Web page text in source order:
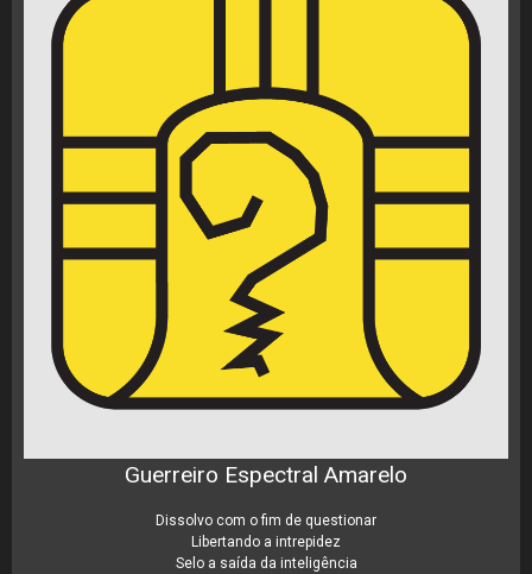
Guerreiro Espectral Amarelo
Dissolvo com o fim de questionar
Libertando a intrepidez
Selo a saída da inteligência